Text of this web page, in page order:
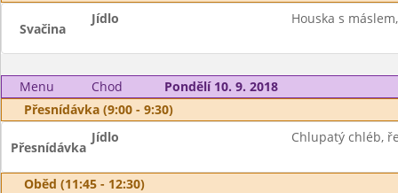
Svačina
Jídlo Houska s
Menu Chod
Pondělí 10. 9. 2018
Přesnídávka (9:00 - 9:30)
Přesnídávka
Jídlo Chlupatý chléb,
Oběd (11:45 - 12:30)